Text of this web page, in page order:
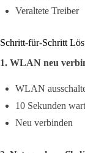
Veraltete Treiber
Schritt-für-Schritt
1. WLAN neu
WLAN
10 Sekunden
Neu verbinden